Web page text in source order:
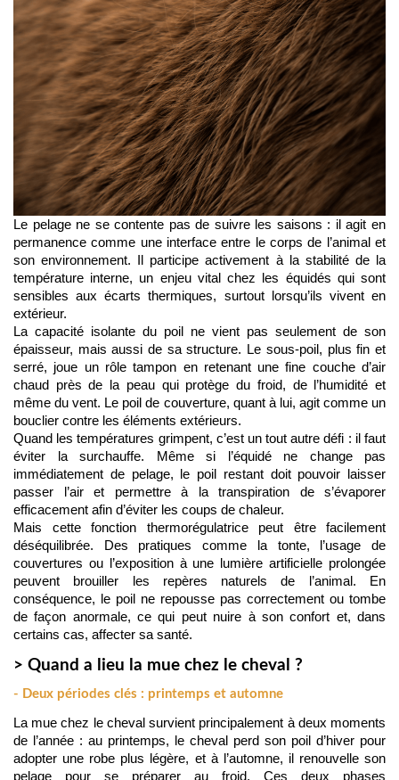
Le pelage ne se contente pas de suivre les saisons : il agit en
permanence comme une interface entre le corps de l’animal et
son environnement. Il participe activement à la stabilité de la
température interne, un enjeu vital chez les équidés qui sont
sensibles aux écarts thermiques, surtout lorsqu’ils vivent en
extérieur.
La capacité isolante du poil ne vient pas seulement de son
épaisseur, mais aussi de sa structure. Le sous-poil, plus fin et
serré, joue un rôle tampon en retenant une fine couche d’air
chaud près de la peau qui protège du froid, de l’humidité et
même du vent. Le poil de couverture, quant à lui, agit comme un
bouclier contre les éléments extérieurs.
Quand les températures grimpent, c’est un tout autre défi : il faut
éviter la surchauffe. Même si l’équidé ne change pas
immédiatement de pelage, le poil restant doit pouvoir laisser
passer l’air et permettre à la transpiration de s’évaporer
efficacement afin d’éviter les coups de chaleur.
Mais cette fonction thermorégulatrice peut être facilement
déséquilibrée. Des pratiques comme la tonte, l’usage de
couvertures ou l’exposition à une lumière artificielle prolongée
peuvent brouiller les repères naturels de l’animal. En
conséquence, le poil ne repousse pas correctement ou tombe
de façon anormale, ce qui peut nuire à son confort et, dans
certains cas, affecter sa santé.
> Quand a lieu la mue chez le cheval ?
- Deux périodes clés : printemps et automne
La mue chez le cheval survient principalement à deux moments
de l’année : au printemps, le cheval perd son poil d’hiver pour
adopter une robe plus légère, et à l’automne, il renouvelle son
pelage pour se préparer au froid. Ces deux phases